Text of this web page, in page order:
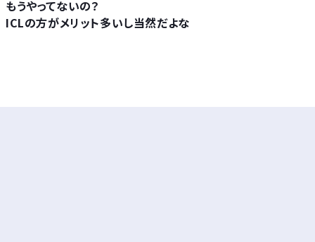
もうやってないの？
ICLの方がメリット多いし当然だよな